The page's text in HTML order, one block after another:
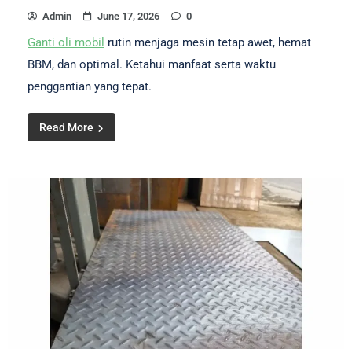
Admin June 17, 2026 0
Ganti oli mobil rutin menjaga mesin tetap awet, hemat
BBM, dan optimal. Ketahui manfaat serta waktu
penggantian yang tepat.
Read More